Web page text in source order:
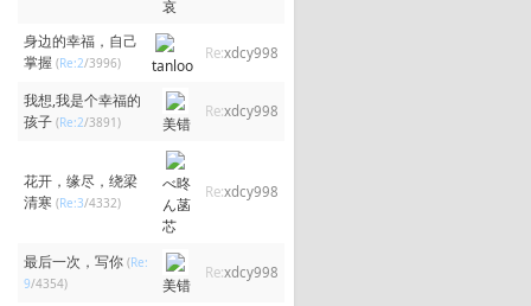
哀
身边的幸福，自己
掌握 (Re:2/3996) tanloo
Re:xdcy998
我想,我是个幸福的
孩子 (Re:2/3891) 美错
Re:xdcy998
花开，缘尽，绕梁
清寒 (Re:3/4332)
べ昸
ん菡
芯
Re:xdcy998
最后一次，写你 (Re:
9/4354) 美错
Re:xdcy998